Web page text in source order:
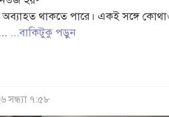
অব্যাহত থাকতে পারে। একই সঙ্গে
...বাকিটুকু পড়ুন
সন্ধ্যা ৭:৫৮